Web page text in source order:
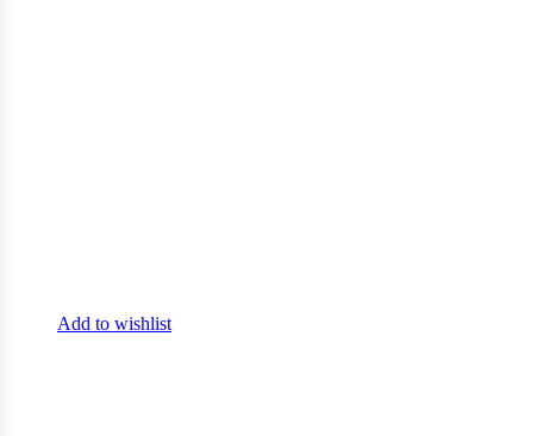
Add to wishlist